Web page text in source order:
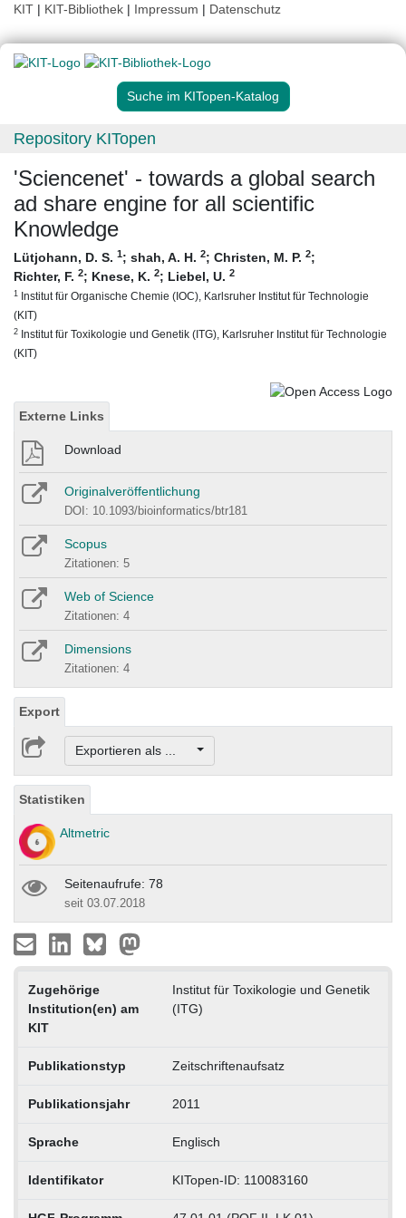
KIT | KIT-Bibliothek | Impressum | Datenschutz
Suche im KITopen-Katalog
Repository KITopen
'Sciencenet' - towards a global search
ad share engine for all scientific
Knowledge
Lütjohann, D. S. 1; shah, A. H. 2; Christen, M. P. 2;
Richter, F. 2; Knese, K. 2; Liebel, U. 2
1 Institut für Organische Chemie (IOC), Karlsruher Institut für Technologie
(KIT)
2 Institut für Toxikologie und Genetik (ITG), Karlsruher Institut für Technologie
(KIT)
Externe Links
Download
Originalveröffentlichung
DOI: 10.1093/bioinformatics/btr181
Scopus
Zitationen: 5
Web of Science
Zitationen: 4
Dimensions
Zitationen: 4
Export
Exportieren als ...
Statistiken
Altmetric
Seitenaufrufe: 78
seit 03.07.2018
Zugehörige
Institution(en) am
KIT
Institut für Toxikologie und Genetik
(ITG)
Publikationstyp Zeitschriftenaufsatz
Publikationsjahr 2011
Sprache Englisch
Identifikator KITopen-ID: 110083160